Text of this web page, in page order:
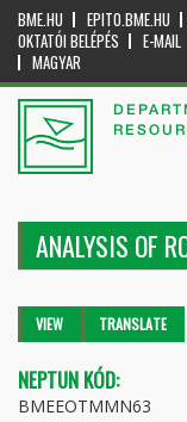
BME.HU EPITO.BME.HU
OKTATÓI BELÉPÉS
E-MAIL
MAGYAR
ANALYSIS OF
Primary tabs
VIEW (ACTIVETRANSLATE
NEPTUN KÓD:
BMEEOTMMN63